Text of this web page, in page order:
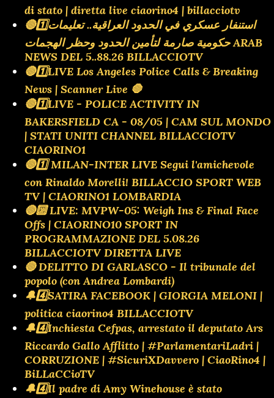
di stato | diretta live ciaorino4 | billacciotv
🔴1️⃣استنفار عسكري في الحدود العراقية.. تعليمات
حكومية صارمة لتأمين الحدود وحظر الهجمات ARAB
NEWS DEL 5..88.26 BILLACCIOTV
🔴1️⃣LIVE Los Angeles Police Calls & Breaking
News | Scanner Live 🛑
🔴1️⃣LIVE - POLICE ACTIVITY IN
BAKERSFIELD CA - 08/05 | CAM SUL MONDO
| STATI UNITI CHANNEL BILLACCIOTV
CIAORINO1
🔴1️⃣ MILAN-INTER LIVE Segui l'amichevole
con Rinaldo Morelli! BILLACCIO SPORT WEB
TV | CIAORINO1 LOMBARDIA
🔴🔟 LIVE: MVPW-05: Weigh Ins & Final Face
Offs | CIAORINO10 SPORT IN
PROGRAMMAZIONE DEL 5.08.26
BILLACCIOTV DIRETTA LIVE
🔴 DELITTO DI GARLASCO - Il tribunale del
popolo (con Andrea Lombardi)
🔔4️⃣SATIRA FACEBOOK | GIORGIA MELONI |
politica ciaorino4 BILLACCIOTV
🔔4️⃣Inchiesta Cefpas, arrestato il deputato Ars
Riccardo Gallo Afflitto | #ParlamentariLadri |
CORRUZIONE | #SicuriXDavvero | CiaoRino4 |
BiLLaCCioTV
🔔4️⃣Il padre di Amy Winehouse è stato